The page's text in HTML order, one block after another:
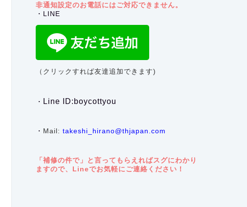
非通知設定のお電話にはご対応できません。
・LINE
（クリックすれば友達追加できます)
・ Line ID:boycottyou
・ Mail: takeshi_hirano@thjapan.com
「補修の件で」と言ってもらえればスグにわかり
ますので、Lineでお気軽にご連絡ください！